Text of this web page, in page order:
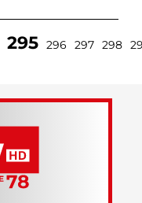
295 296 297 298